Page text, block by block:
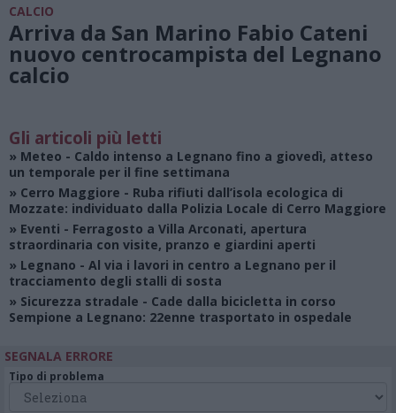
CALCIO
Arriva da San Marino Fabio Cateni
nuovo centrocampista del Legnano
calcio
Gli articoli più letti
» Meteo - Caldo intenso a Legnano fino a giovedì, atteso
un temporale per il fine settimana
» Cerro Maggiore - Ruba rifiuti dall’isola ecologica di
Mozzate: individuato dalla Polizia Locale di Cerro Maggiore
» Eventi - Ferragosto a Villa Arconati, apertura
straordinaria con visite, pranzo e giardini aperti
» Legnano - Al via i lavori in centro a Legnano per il
tracciamento degli stalli di sosta
» Sicurezza stradale - Cade dalla bicicletta in corso
Sempione a Legnano: 22enne trasportato in ospedale
SEGNALA ERRORE
Tipo di problema